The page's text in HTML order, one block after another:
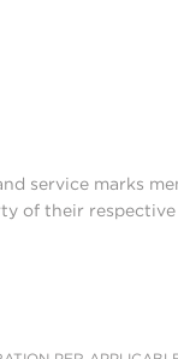
service marks
of their respective